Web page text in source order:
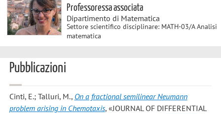
Professoressa associata
Dipartimento di Matematica
Settore scientifico disciplinare: MATH-03/A Analisi
matematica
Pubblicazioni
Cinti, E.; Talluri, M., On a fractional semilinear Neumann
problem arising in Chemotaxis, «JOURNAL OF DIFFERENTIAL